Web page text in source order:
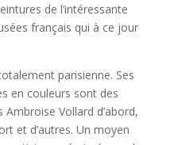
de l’intéressante
français qui à ce jour
parisienne. Ses
en couleurs sont des
Vollard d’abord,
et d’autres. Un moyen